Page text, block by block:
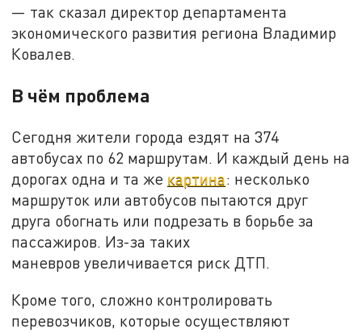
— так сказал директор департамента
экономического развития региона Владимир
Ковалев.
В чём проблема
Сегодня жители города ездят на 374
автобусах по 62 маршрутам. И каждый день на
дорогах одна и та же картина: несколько
маршруток или автобусов пытаются друг
друга обогнать или подрезать в борьбе за
пассажиров. Из-за таких
маневров увеличивается риск ДТП.
Кроме того, сложно контролировать
перевозчиков, которые осуществляют